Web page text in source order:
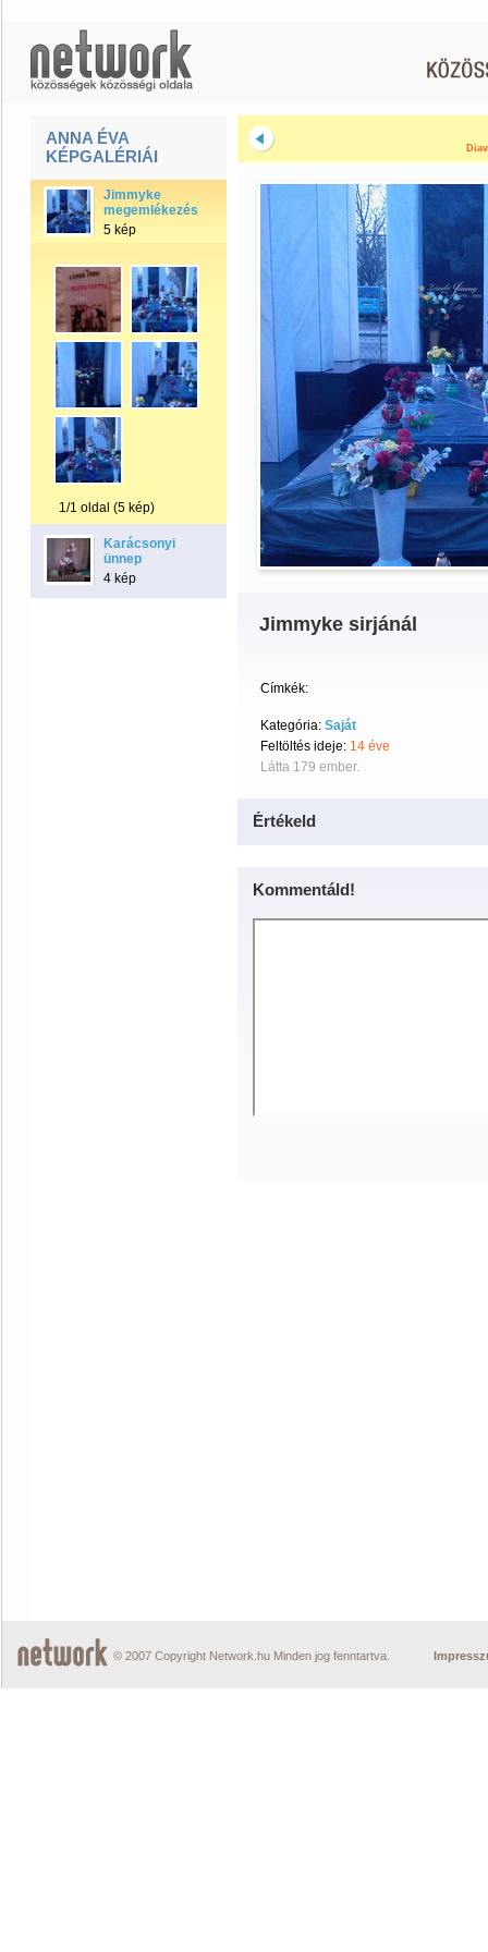
ANNA ÉVA
KÉPGALÉRIÁI
Jimmyke
megemlékezés
5 kép
1/1 oldal (5 kép)
Karácsonyi
ünnep
4 kép
Jimmyke sirjánál
Címkék:
Kategória: Saját
Feltöltés ideje: 14 éve
Látta 179 ember.
Értékeld
Kommentáld!
© 2007 Copyright Network.hu Minden jog fenntartva.